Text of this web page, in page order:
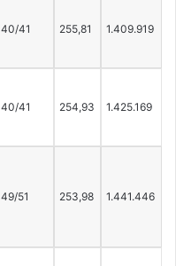
40/41 255,81 1.409.919
40/41 254,93 1.425.169
49/51 253,98 1.441.446